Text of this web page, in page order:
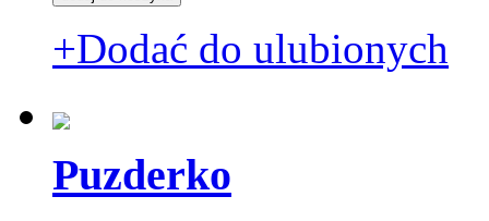
+Dodać do ulubionych
Puzderko